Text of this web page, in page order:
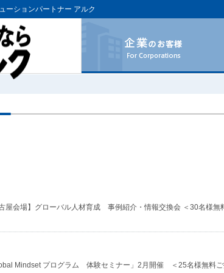
ーションパートナー アルク
古屋会場】グローバル人材育成 事例紹介・情報交換会 ＜30名様無
Mindset プログラム 体験セミナー」2月開催 ＜25名様無料ご